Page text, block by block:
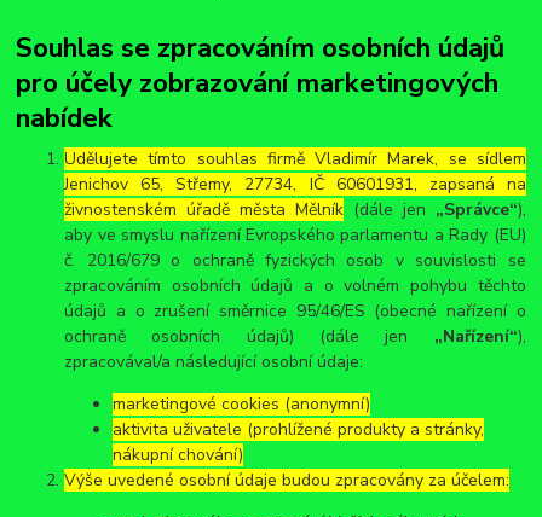
Souhlas se zpracováním osobních údajů
pro účely zobrazování marketingových
nabídek
Udělujete tímto souhlas firmě Vladimír Marek, se sídlem
Jenichov 65, Střemy, 27734, IČ 60601931, zapsaná na
živnostenském úřadě města Mělník(dále jen „Správce“),
aby ve smyslu nařízení Evropského parlamentu a Rady (EU)
č. 2016/679 o ochraně fyzických osob v souvislosti se
zpracováním osobních údajů a o volném pohybu těchto
údajů a o zrušení směrnice 95/46/ES (obecné nařízení o
ochraně osobních údajů) (dále jen „Nařízení“),
zpracovával/a následující osobní údaje:
marketingové cookies (anonymní)
aktivita uživatele (prohlížené produkty a stránky,
nákupní chování)
Výše uvedené osobní údaje budou zpracovány za účelem: